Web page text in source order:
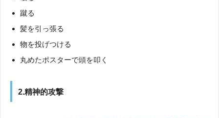
蹴る
髪を引っ張る
物を投げつける
丸めたポスターで頭を叩く
2.精神的攻撃